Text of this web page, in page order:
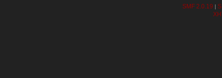
SMF 2.0.19 |